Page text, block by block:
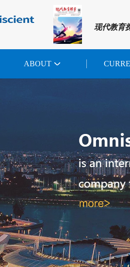
现代教育
ABOUT